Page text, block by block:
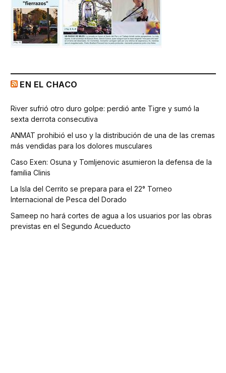
EN EL CHACO
River sufrió otro duro golpe: perdió ante Tigre y sumó la
sexta derrota consecutiva
ANMAT prohibió el uso y la distribución de una de las cremas
más vendidas para los dolores musculares
Caso Exen: Osuna y Tomljenovic asumieron la defensa de la
familia Clinis
La Isla del Cerrito se prepara para el 22° Torneo
Internacional de Pesca del Dorado
Sameep no hará cortes de agua a los usuarios por las obras
previstas en el Segundo Acueducto